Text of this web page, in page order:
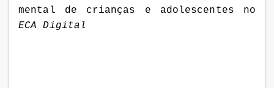
mental de crianças e adolescentes no
ECA Digital